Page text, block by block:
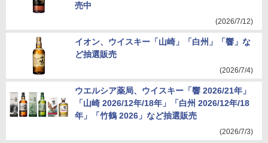
売中
(2026/7/12)
イオン、ウイスキー「山崎」「白州」「響」な
ど抽選販売
(2026/7/4)
ウエルシア薬局、ウイスキー「響 2026/21年」
「山崎 2026/12年/18年」「白州 2026/12年/18
年」「竹鶴 2026」など抽選販売
(2026/7/3)